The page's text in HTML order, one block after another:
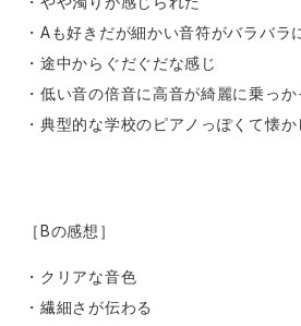
・Aも好きだが細かい音符がバラバラ
・途中からぐだぐだな感じ
・低い音の倍音に高音が綺麗に乗っか
・典型的な学校のピアノっぽくて懐
［Bの感想］
・クリアな音色
・繊細さが伝わる